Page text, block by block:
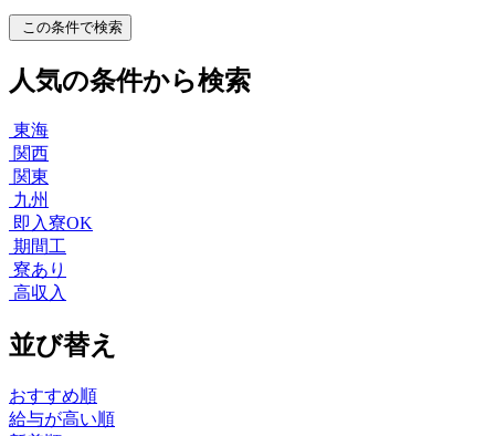
この条件で検索
人気の条件から検索
東海
関西
関東
九州
即入寮OK
期間工
寮あり
高収入
並び替え
おすすめ順
給与が高い順